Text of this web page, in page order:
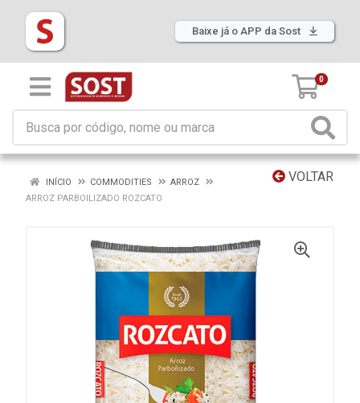
Baixe já o APP da Sost
0
VOLTAR
INÍCIO COMMODITIES
ARROZ
ARROZ PARBOILIZADO ROZCATO